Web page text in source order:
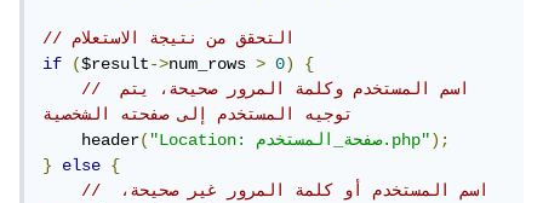
// التحقق من نتيجة الاستعلام
if
($result->num_rows > 0)
{
// اسم المستخدم وكلمة المرور صحيحة، يتم
توجيه المستخدم إلى صفحته الشخصية
    header
( "Location: صفحة_المستخدم.php");
}
else
{
// اسم المستخدم أو كلمة المرور غير صحيحة،